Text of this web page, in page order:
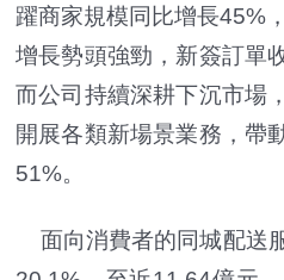
躍商家規模同比增長45%
增長勢頭強勁，新簽訂單
而公司持續深耕下沉市場
開展各類新場景業務，帶
51%。
面向消費者的同城配送